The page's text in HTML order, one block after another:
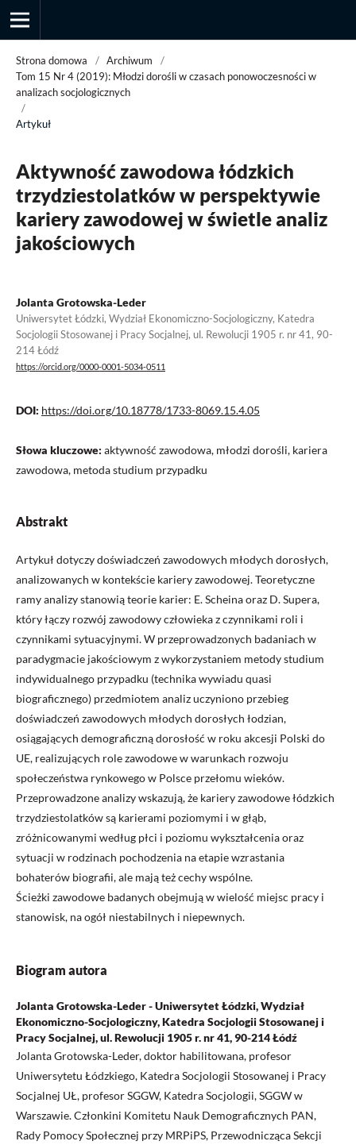
Strona domowa / Archiwum
/
Tom 15 Nr 4 (2019): Młodzi dorośli w czasach ponowoczesności w
analizach socjologicznych
/
Artykuł
Aktywność zawodowa łódzkich
trzydziestolatków w perspektywie
kariery zawodowej w świetle analiz
jakościowych
Jolanta Grotowska-Leder
Uniwersytet Łódzki, Wydział Ekonomiczno-Socjologiczny, Katedra
Socjologii Stosowanej i Pracy Socjalnej, ul. Rewolucji 1905 r. nr 41, 90-
214 Łódź
https://orcid.org/0000-0001-5034-0511
DOI: https://doi.org/10.18778/1733-8069.15.4.05
Słowa kluczowe: aktywność zawodowa, młodzi dorośli, kariera
zawodowa, metoda studium przypadku
Abstrakt
Artykuł dotyczy doświadczeń zawodowych młodych dorosłych,
analizowanych w kontekście kariery zawodowej. Teoretyczne
ramy analizy stanowią teorie karier: E. Scheina oraz D. Supera,
który łączy rozwój zawodowy człowieka z czynnikami roli i
czynnikami sytuacyjnymi. W przeprowadzonych badaniach w
paradygmacie jakościowym z wykorzystaniem metody studium
indywidualnego przypadku (technika wywiadu quasi
biograficznego) przedmiotem analiz uczyniono przebieg
doświadczeń zawodowych młodych dorosłych łodzian,
osiągających demograficzną dorosłość w roku akcesji Polski do
UE, realizujących role zawodowe w warunkach rozwoju
społeczeństwa rynkowego w Polsce przełomu wieków.
Przeprowadzone analizy wskazują, że kariery zawodowe łódzkich
trzydziestolatków są karierami poziomymi i w głąb,
zróżnicowanymi według płci i poziomu wykształcenia oraz
sytuacji w rodzinach pochodzenia na etapie wzrastania
bohaterów biografii, ale mają też cechy wspólne.
Ścieżki zawodowe badanych obejmują w wielość miejsc pracy i
stanowisk, na ogół niestabilnych i niepewnych.
Biogram autora
Jolanta Grotowska-Leder - Uniwersytet Łódzki, Wydział
Ekonomiczno-Socjologiczny, Katedra Socjologii Stosowanej i
Pracy Socjalnej, ul. Rewolucji 1905 r. nr 41, 90-214 Łódź
Jolanta Grotowska-Leder, doktor habilitowana, profesor
Uniwersytetu Łódzkiego, Katedra Socjologii Stosowanej i Pracy
Socjalnej UŁ, profesor SGGW, Katedra Socjologii, SGGW w
Warszawie. Członkini Komitetu Nauk Demograficznych PAN,
Rady Pomocy Społecznej przy MRPiPS, Przewodnicząca Sekcji